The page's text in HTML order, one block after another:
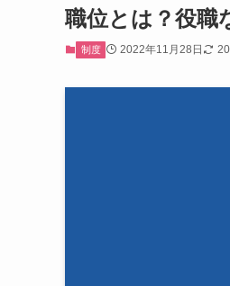
職位とは？役職
制度 2022年11月28日